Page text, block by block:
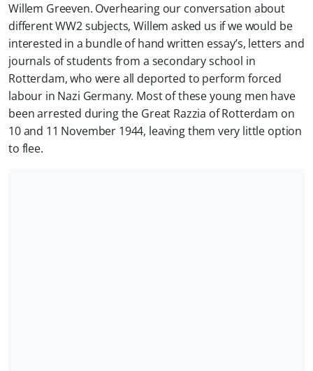
Willem Greeven. Overhearing our conversation about
different WW2 subjects, Willem asked us if we would be
interested in a bundle of hand written essay’s, letters and
journals of students from a secondary school in
Rotterdam, who were all deported to perform forced
labour in Nazi Germany. Most of these young men have
been arrested during the Great Razzia of Rotterdam on
10 and 11 November 1944, leaving them very little option
to flee.